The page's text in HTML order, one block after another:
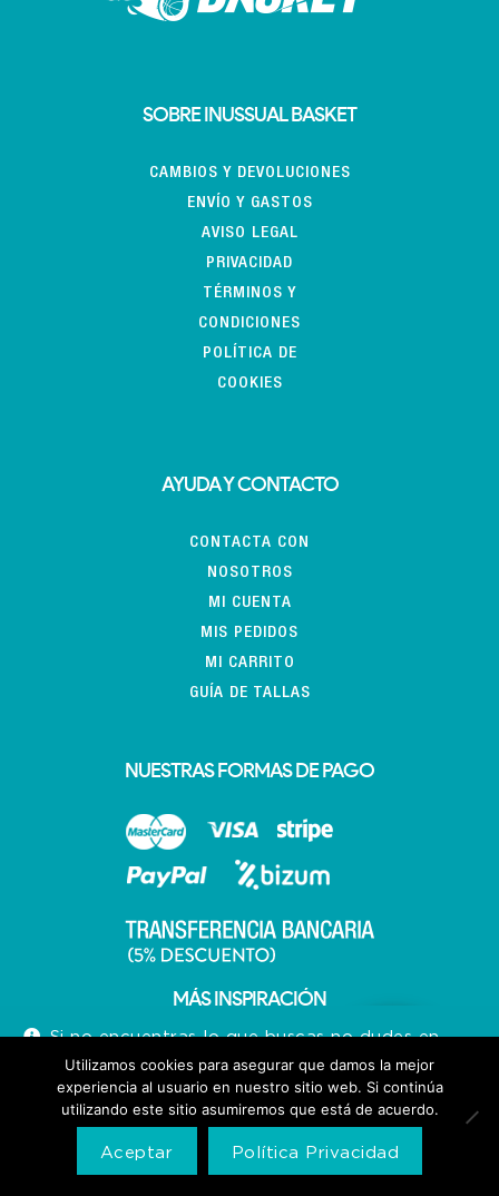
Si no encuentras lo que buscas no dudes en
llamarnos 640713066
Descartar
SOBRE INUSSUAL BASKET
CAMBIOS Y DEVOLUCIONES
ENVÍO Y GASTOS
AVISO LEGAL
PRIVACIDAD
TÉRMINOS Y
CONDICIONES
POLÍTICA DE
COOKIES
AYUDA Y CONTACTO
CONTACTA CON
NOSOTROS
MI CUENTA
MIS PEDIDOS
MI CARRITO
GUÍA DE TALLAS
NUESTRAS FORMAS DE PAGO
MÁS INSPIRACIÓN
Utilizamos cookies para asegurar que damos la mejor
experiencia al usuario en nuestro sitio web. Si continúa
utilizando este sitio asumiremos que está de acuerdo.
Aceptar Política Privacidad